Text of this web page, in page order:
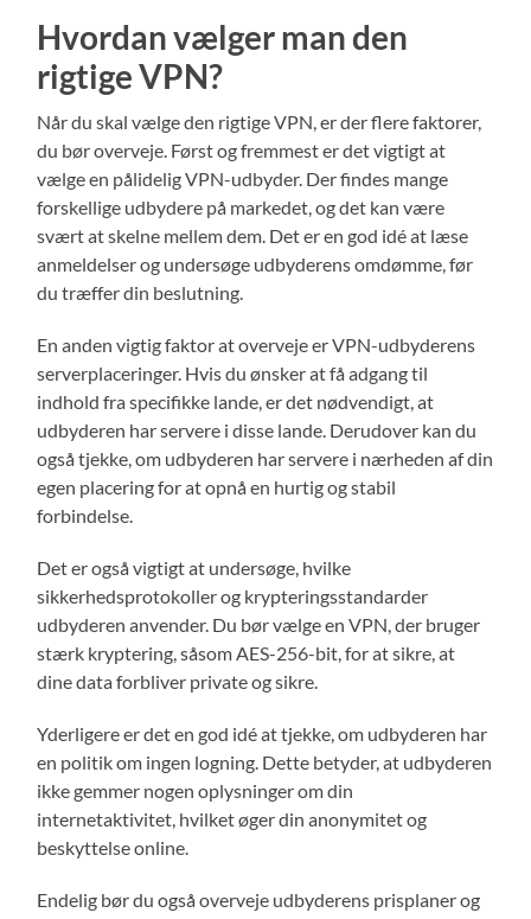
Hvordan vælger man den
rigtige VPN?
Når du skal vælge den rigtige VPN, er der flere faktorer,
du bør overveje. Først og fremmest er det vigtigt at
vælge en pålidelig VPN-udbyder. Der findes mange
forskellige udbydere på markedet, og det kan være
svært at skelne mellem dem. Det er en god idé at læse
anmeldelser og undersøge udbyderens omdømme, før
du træffer din beslutning.
En anden vigtig faktor at overveje er VPN-udbyderens
serverplaceringer. Hvis du ønsker at få adgang til
indhold fra specifikke lande, er det nødvendigt, at
udbyderen har servere i disse lande. Derudover kan du
også tjekke, om udbyderen har servere i nærheden af din
egen placering for at opnå en hurtig og stabil
forbindelse.
Det er også vigtigt at undersøge, hvilke
sikkerhedsprotokoller og krypteringsstandarder
udbyderen anvender. Du bør vælge en VPN, der bruger
stærk kryptering, såsom AES-256-bit, for at sikre, at
dine data forbliver private og sikre.
Yderligere er det en god idé at tjekke, om udbyderen har
en politik om ingen logning. Dette betyder, at udbyderen
ikke gemmer nogen oplysninger om din
internetaktivitet, hvilket øger din anonymitet og
beskyttelse online.
Endelig bør du også overveje udbyderens prisplaner og